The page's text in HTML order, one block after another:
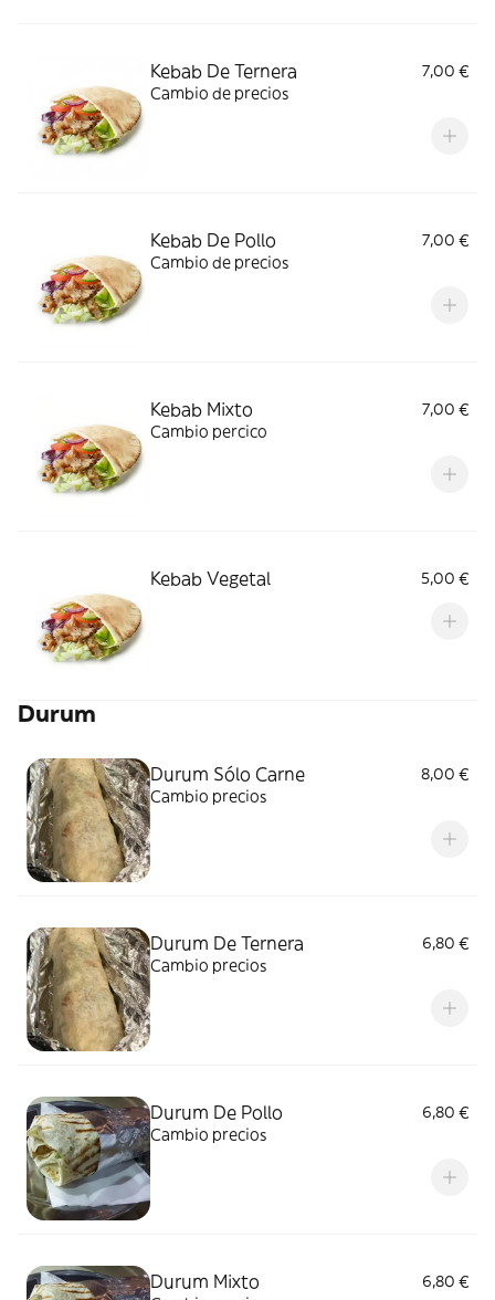
Kebab De Ternera
7,00 €
Cambio de precios
Kebab De Pollo
7,00 €
Cambio de precios
Kebab Mixto
7,00 €
Cambio percico
Kebab Vegetal 5,00 €
Durum
Durum Sólo Carne
8,00 €
Cambio precios
Durum De Ternera
6,80 €
Cambio precios
Durum De Pollo
6,80 €
Cambio precios
Durum Mixto
6,80 €